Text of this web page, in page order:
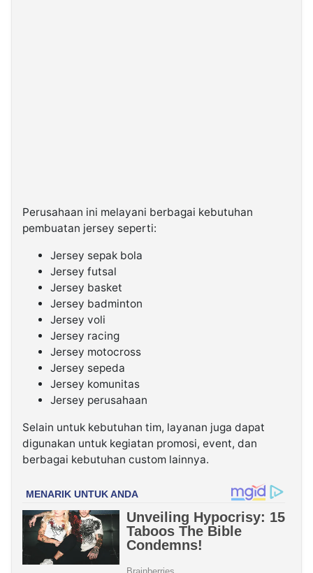
Perusahaan ini melayani berbagai kebutuhan
pembuatan jersey seperti:
Jersey sepak bola
Jersey futsal
Jersey basket
Jersey badminton
Jersey voli
Jersey racing
Jersey motocross
Jersey sepeda
Jersey komunitas
Jersey perusahaan
Selain untuk kebutuhan tim, layanan juga dapat
digunakan untuk kegiatan promosi, event, dan
berbagai kebutuhan custom lainnya.